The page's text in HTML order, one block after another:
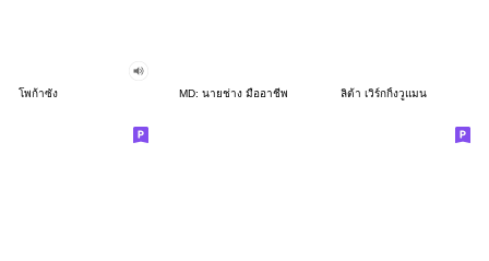
โพก้าซัง MD: นายช่าง มืออาชีพ ลิต้า เวิร์กกิ้งวูแมน